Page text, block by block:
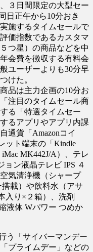
３日間限定の大型セー
日正午から10分おき
施するタイムセールで
価指数であるカスタマ
つ星）の商品などを中
会費を徴収する有料会
ユーザーよりも30分早
けた。
品は主力企画の10分お
注目のタイムセール商
る「特選タイムセー
るアプリやアプリ内課
通貨「Amazonコイ
ット端末の「Kindle
MK442J/A）、テレ
ョン液晶テレビ IPS ４
気清浄機（シャープ
載）や飲料水（アサ
入り×２箱）、洗剤
液体 Wパワー つめか
う「サイバーマンデー
プライムデー」などの